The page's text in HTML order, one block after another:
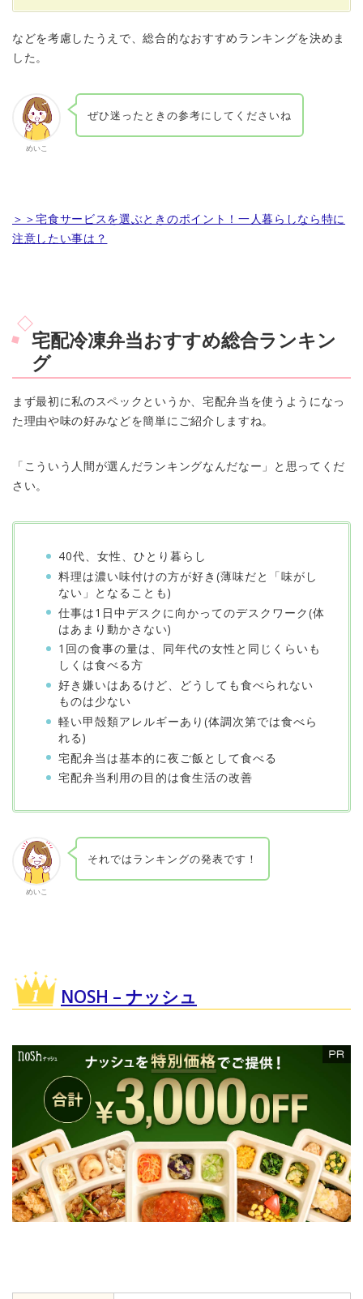
などを考慮したうえで、総合的なおすすめランキングを決めま
した。
めいこ
ぜひ迷ったときの参考にしてくださいね
＞＞宅食サービスを選ぶときのポイント！一人暮らしなら特に
注意したい事は？
宅配冷凍弁当おすすめ総合ランキン
グ
まず最初に私のスペックというか、宅配弁当を使うようになっ
た理由や味の好みなどを簡単にご紹介しますね。
「こういう人間が選んだランキングなんだなー」と思ってくだ
さい。
40代、女性、ひとり暮らし
料理は濃い味付けの方が好き(薄味だと「味がし
ない」となることも)
仕事は1日中デスクに向かってのデスクワーク(体
はあまり動かさない)
1回の食事の量は、同年代の女性と同じくらいも
しくは食べる方
好き嫌いはあるけど、どうしても食べられない
ものは少ない
軽い甲殻類アレルギーあり(体調次第では食べら
れる)
宅配弁当は基本的に夜ご飯として食べる
宅配弁当利用の目的は食生活の改善
めいこ
それではランキングの発表です！
NOSH – ナッシュ